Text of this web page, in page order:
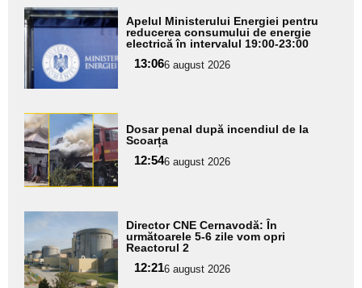
Adaugă
aici textul
pentru
subtitlu
Apelul Ministerului Energiei pentru
reducerea consumului de energie
electrică în intervalul 19:00-23:00
13:066 august 2026
Adaugă
aici textul
pentru
subtitlu
Dosar penal după incendiul de la
Scoarța
12:546 august 2026
Adaugă
aici textul
pentru
subtitlu
Director CNE Cernavodă: În
următoarele 5-6 zile vom opri
Reactorul 2
12:216 august 2026